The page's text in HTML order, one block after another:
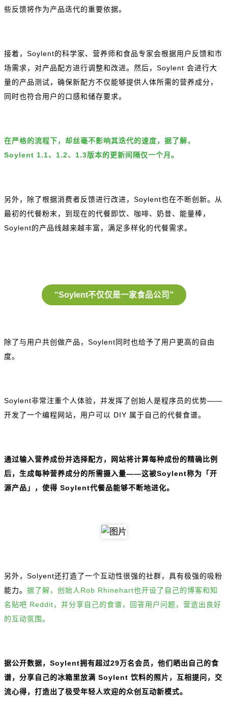
些反馈将作为产品迭代的重要依据。
接着，Soylent的科学家、营养师和食品专家会根据用户反馈和市
场需求，对产品配方进行调整和改进。然后，Soylent 会进行大
量的产品测试，确保新配方不仅能够提供人体所需的营养成分，
同时也符合用户的口感和储存要求。
在严格的流程下，却丝毫不影响其迭代的速度，据了解，
Soylent 1.1、1.2、1.3版本的更新间隔仅一个月。
另外，除了根据消费者反馈进行改进，Soylent也在不断创新。从
最初的代餐粉末，到现在的代餐即饮、咖啡、奶昔、能量棒，
Soylent的产品线越来越丰富，满足多样化的代餐需求。
“Soylent不仅仅是一家食品公司”
除了与用户共创做产品，Soylent同时也给予了用户更高的自由
度。
Soylent非常注重个人体验，并发挥了创始人是程序员的优势——
开发了一个编程网站，用户可以 DIY 属于自己的代餐食谱。
通过输入营养成份并选择配方，网站将计算每种成份的精确比例
后，生成每种营养成分的所需摄入量——这被Soylent称为「开
源产品」，使得 Soylent代餐品能够不断地进化。
另外，Solyent还打造了一个互动性很强的社群，具有极强的吸粉
能力。 据了解，创始人Rob Rhinehart也开设了自己的博客和知
名贴吧 Reddit，并分享自己的食谱，回答用户问题，营造出良好
的互动氛围。
据公开数据，Soylent拥有超过29万名会员，他们晒出自己的食
谱，分享自己的冰箱里放满 Soylent 饮料的照片，互相提问，交
流心得，打造出了极受年轻人欢迎的众创互动新模式。